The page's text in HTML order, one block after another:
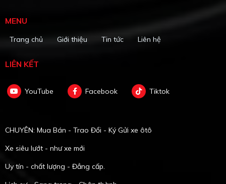
MENU
Trang chủ Giới thiệu Tin tức Liên hệ
LIÊN KẾT
YouTube Facebook Tiktok
CHUYÊN: Mua Bán - Trao Đổi - Ký Gửi xe ôtô
Xe siêu lướt - như xe mới
Uy tín - chất lượng - Đẳng cấp.